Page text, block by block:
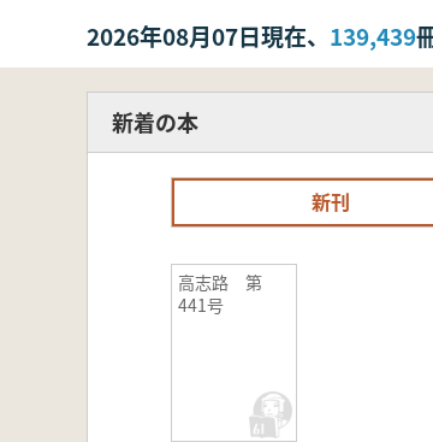
2026年08月07日現在、 139,439
新着の本
新刊
高志路 第
441号